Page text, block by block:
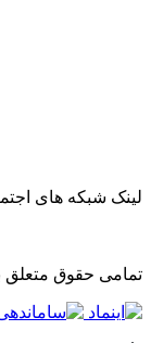
لینک شبکه های
تمامی حقوق